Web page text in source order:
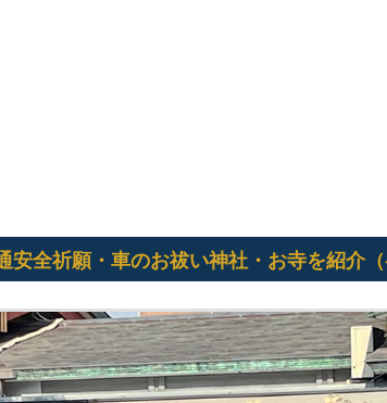
安全祈願・車のお祓い神社・お寺を紹介（